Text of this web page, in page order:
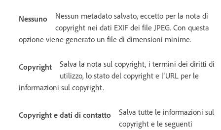
Nessuno
Nessun metadato salvato, eccetto per la nota di
copyright nei dati EXIF dei file JPEG. Con questa
opzione viene generato un file di dimensioni minime.
Copyright
Salva la nota sul copyright, i termini dei diritti di
utilizzo, lo stato del copyright e l’URL per le
informazioni sul copyright.
Copyright e dati di contatto
Salva tutte le informazioni sul
copyright e le seguenti